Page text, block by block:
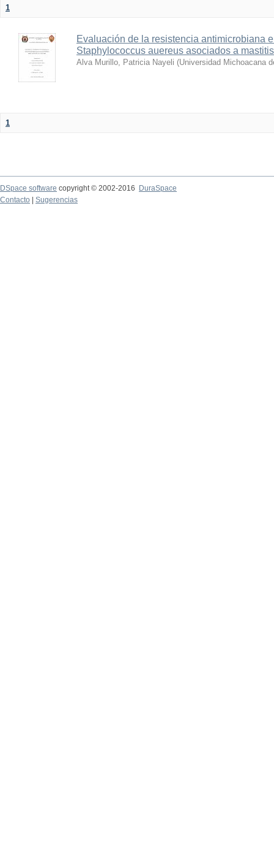
1
Evaluación de la resistencia antimicrobiana
Staphylococcus auereus asociados a
Alva Murillo, Patricia Nayeli (Universidad Michoacana
1
DSpace software copyright © 2002-2016
DuraSpace
Contacto
Sugerencias